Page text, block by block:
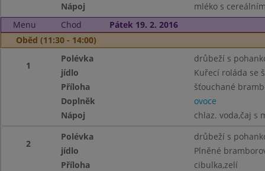
Nápoj
mléko s
Menu
Chod
Pátek 19. 2. 2016
Oběd (11:30 - 14:00)
1
Polévka
drůbeží s
jídlo
Kuřecí roláda se
Příloha
šťouchané
Doplněk
ovoce
Nápoj
chlaz. voda,čaj s
2
Polévka
drůbeží s
jídlo
Plněné
Příloha
cibulka,zelí